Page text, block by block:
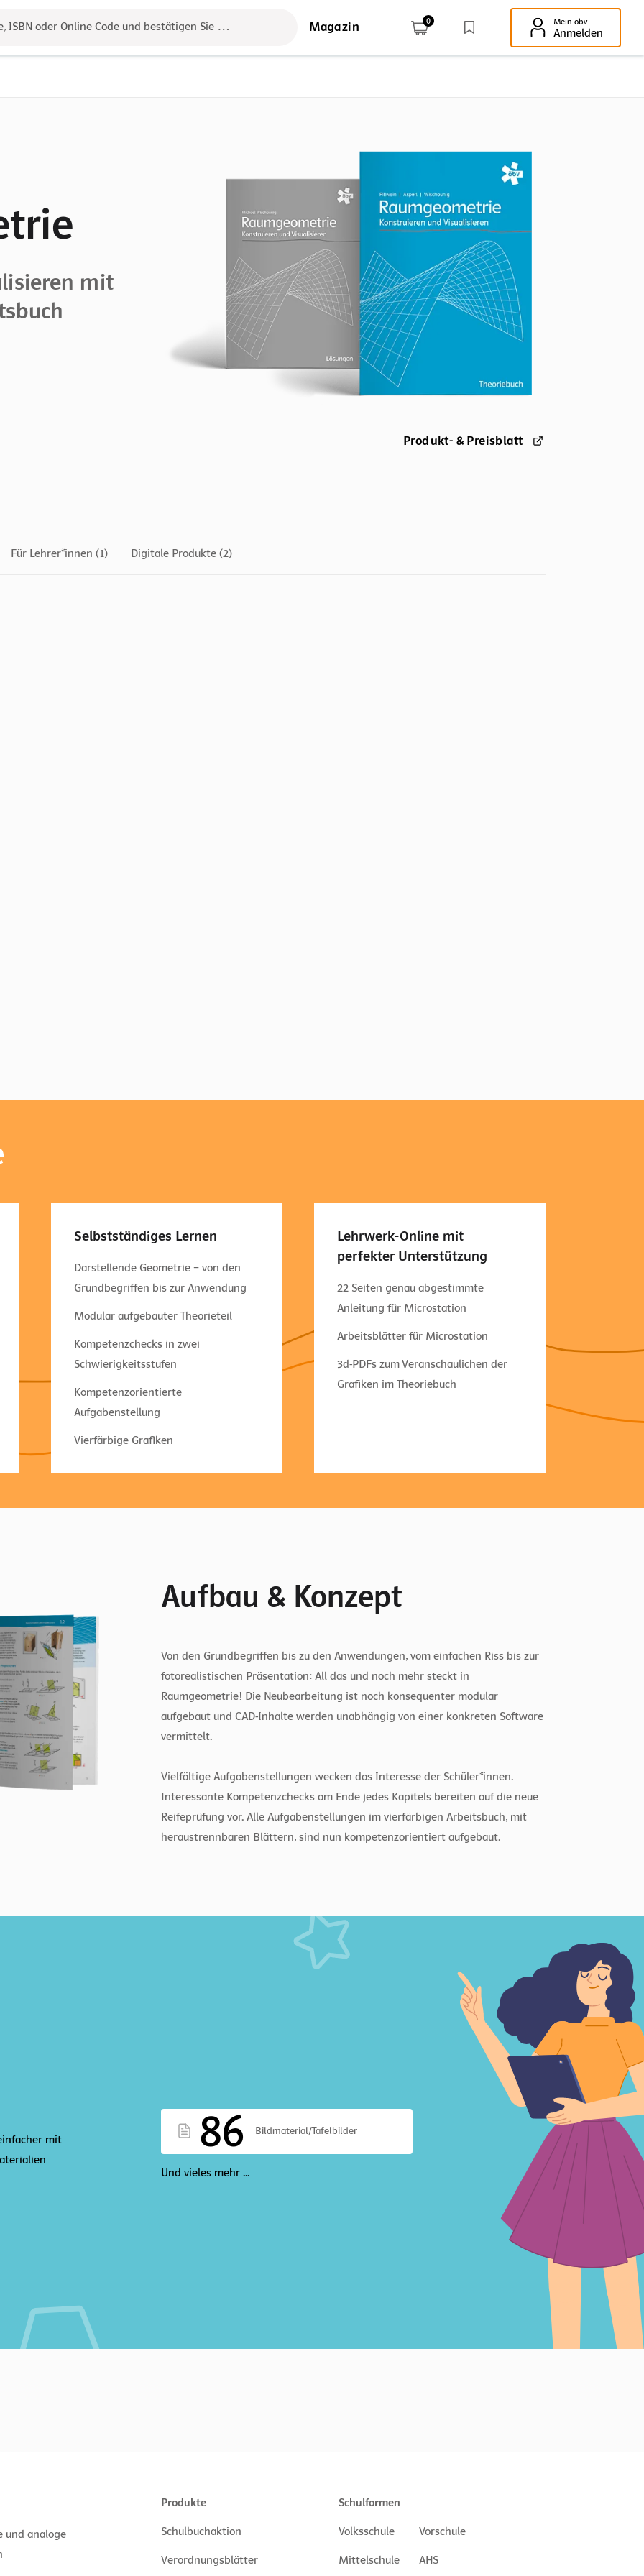
ISBN oder Online Code und bestätigen Sie das Ergebnis mit der Enter-Taste!
Magazin 0 Mein öbv
Anmelden
mit
Produkt- & Preisblatt
Für Lehrer*innen (1) Digitale Produkte (2)
Selbstständiges Lernen
Darstellende Geometrie – von den
Grundbegriffen bis zur Anwendung
Modular aufgebauter Theorieteil
Kompetenzchecks in zwei
Schwierigkeitsstufen
Kompetenzorientierte
Aufgabenstellung
Vierfärbige Grafiken
Lehrwerk-Online mit
perfekter Unterstützung
22 Seiten genau abgestimmte
Anleitung für Microstation
Arbeitsblätter für Microstation
3d-PDFs zum Veranschaulichen der
Grafiken im Theoriebuch
Aufbau & Konzept
Von den Grundbegriffen bis zu den Anwendungen, vom einfachen Riss bis zur
fotorealistischen Präsentation: All das und noch mehr steckt in
Raumgeometrie! Die Neubearbeitung ist noch konsequenter modular
aufgebaut und CAD-Inhalte werden unabhängig von einer konkreten Software
vermittelt.
Vielfältige Aufgabenstellungen wecken das Interesse der Schüler*innen.
Interessante Kompetenzchecks am Ende jedes Kapitels bereiten auf die neue
Reifeprüfung vor. Alle Aufgabenstellungen im vierfärbigen Arbeitsbuch, mit
heraustrennbaren Blättern, sind nun kompetenzorientiert aufgebaut.
mit
86 Bildmaterial/Tafelbilder
Und vieles mehr ...
und analoge
Produkte
Schulbuchaktion
Verordnungsblätter
Schulformen
Volksschule Vorschule
Mittelschule AHS